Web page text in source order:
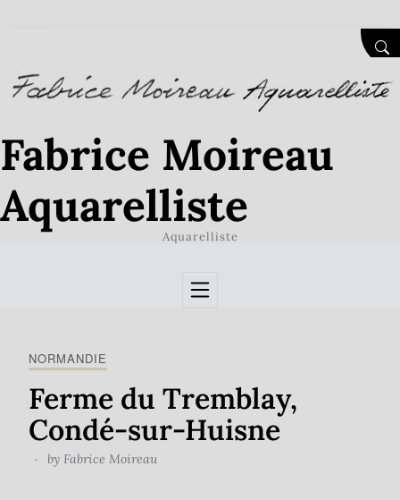
Fabrice Moireau
Aquarelliste
Aquarelliste
NORMANDIE
Ferme du Tremblay,
Condé-sur-Huisne
by Fabrice Moireau